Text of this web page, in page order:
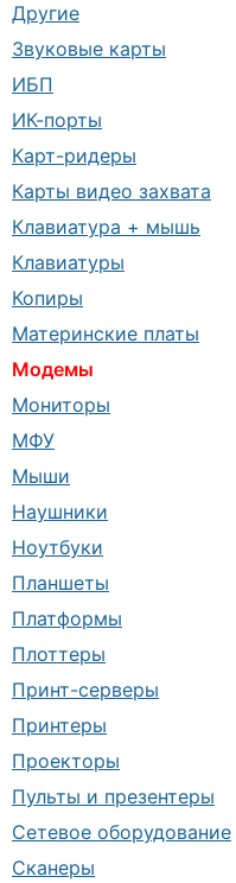
Другие
Звуковые карты
ИБП
ИК-порты
Карт-ридеры
Карты видео захвата
Клавиатура + мышь
Клавиатуры
Копиры
Материнские платы
Модемы
Мониторы
МФУ
Мыши
Наушники
Ноутбуки
Планшеты
Платформы
Плоттеры
Принт-серверы
Принтеры
Проекторы
Пульты и презентеры
Сетевое оборудование
Сканеры